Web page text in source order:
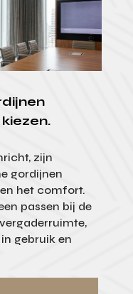
zijn
gordijnen
het comfort.
passen bij de
gebruik en